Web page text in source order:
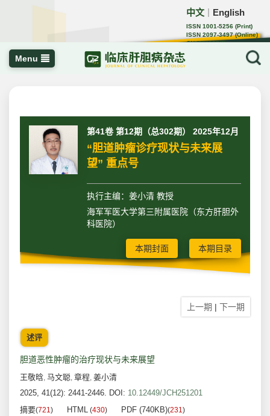
中文 English
ISSN 1001-5256 (Print)
ISSN 2097-3497 (Online)
CN 22-1108/R
Menu
第41卷 第12期（总302期） 2025年12月
“胆道肿瘤诊疗现状与未来展
望” 重点号
执行主编：姜小清 教授
海军军医大学第三附属医院（东方肝胆外
科医院）
本期封面 本期目录
上一期 | 下一期
述评
胆道恶性肿瘤的治疗现状与未来展望
王敬晗, 马文聪, 章程, 姜小清
2025, 41(12): 2441-2446. DOI: 10.12449/JCH251201
摘要(721) HTML (430) PDF (740KB)(231)